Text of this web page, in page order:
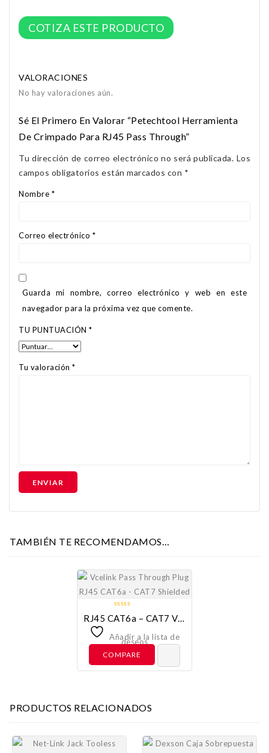
COTIZA ESTE PRODUCTO
VALORACIONES
No hay valoraciones aún.
Sé El Primero En Valorar “Petechtool Herramienta
De Crimpado Para RJ45 Pass Through”
Tu dirección de correo electrónico no será publicada. Los
campos obligatorios están marcados con *
Nombre *
Correo electrónico *
Guarda mi nombre, correo electrónico y web en este
navegador para la próxima vez que comente.
TU PUNTUACIÓN *
Tu valoración *
TAMBIÉN TE RECOMENDAMOS…
RJ45 CAT6a – CAT7 Vcelink Pass Through Plug Shielded
0
of
5
Añadir a la lista de
deseos
COMPARE
PRODUCTOS RELACIONADOS